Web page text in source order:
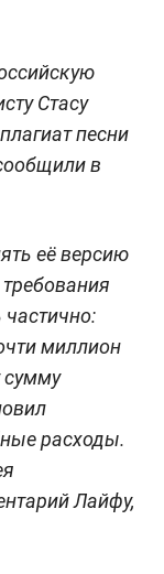
Стасу
песни
в
её версию
миллион
сумму
расходы.
Лайфу,